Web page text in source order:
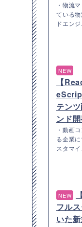
・物流
ている
ドエン
NEW
【
テン
ンド
・動画
る企業
スタマ
NEW
フル
いた